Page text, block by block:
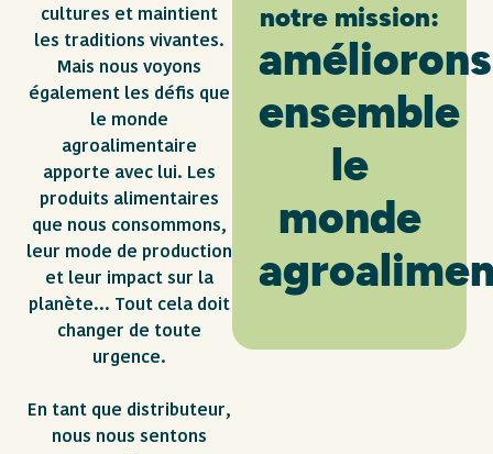
cultures et maintient
les traditions vivantes.
Mais nous voyons
également les défis que
le monde
agroalimentaire
apporte avec lui. Les
produits alimentaires
que nous consommons,
leur mode de production
et leur impact sur la
planète… Tout cela doit
changer de toute
urgence.
En tant que distributeur,
nous nous sentons
notre mission:
améliorons
ensemble
le
monde